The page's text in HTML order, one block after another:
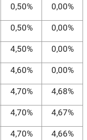
0,50% 0,00%
0,50% 0,00%
4,50% 0,00%
4,60% 0,00%
4,70% 4,68%
4,70% 4,67%
4,70% 4,66%